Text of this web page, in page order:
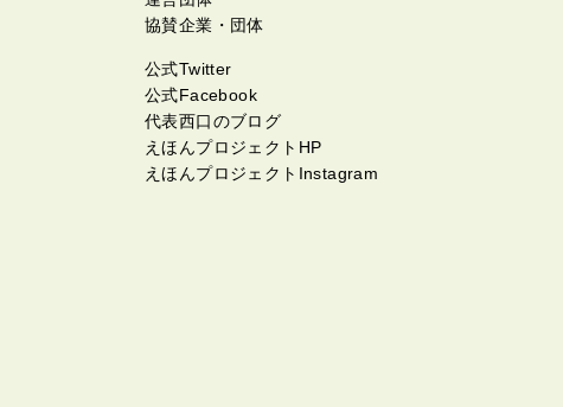
協賛企業・団体
公式Twitter
公式Facebook
代表西口のブログ
えほんプロジェクトHP
えほんプロジェクトInstagram